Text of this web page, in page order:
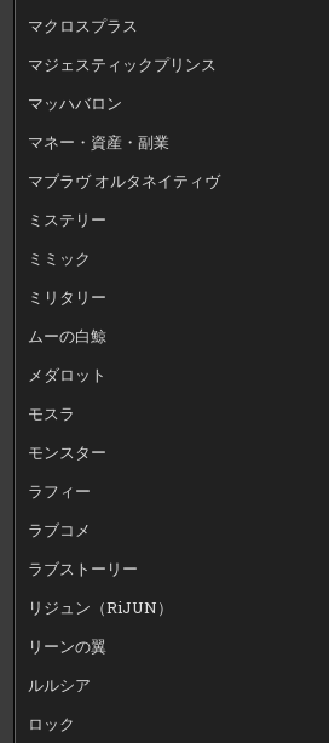
マクロスプラス
マジェスティックプリンス
マッハバロン
マネー・資産・副業
マブラヴ オルタネイティヴ
ミステリー
ミミック
ミリタリー
ムーの白鯨
メダロット
モスラ
モンスター
ラフィー
ラブコメ
ラブストーリー
リジュン（RiJUN）
リーンの翼
ルルシア
ロック